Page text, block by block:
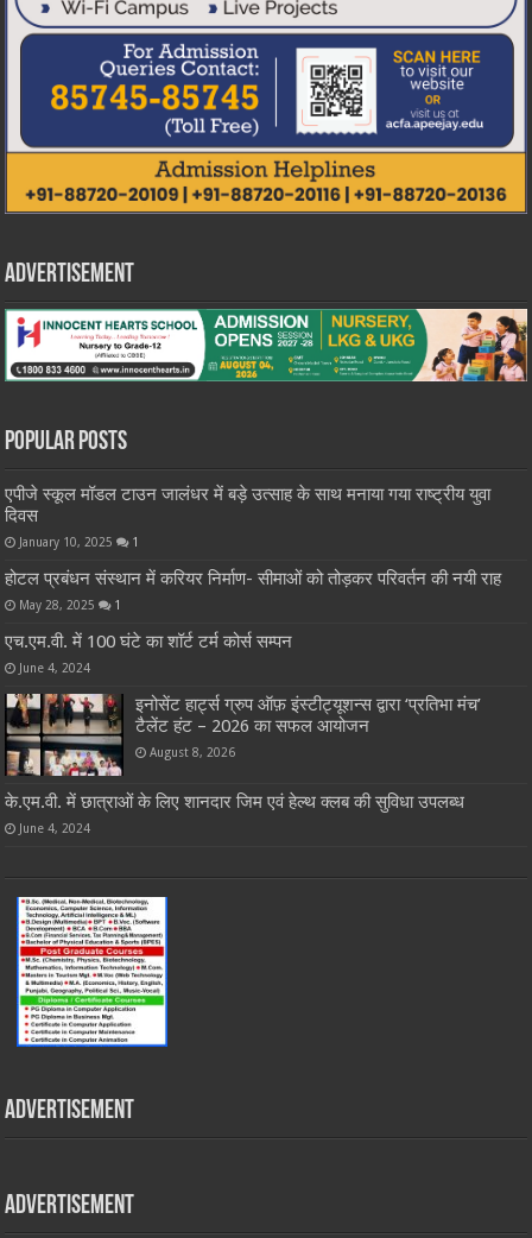
Advertisement
Popular Posts
एपीजे स्कूल मॉडल टाउन जालंधर में बड़े उत्साह के साथ मनाया गया राष्ट्रीय युवा
दिवस
January 10, 2025 1
होटल प्रबंधन संस्थान में करियर निर्माण- सीमाओं को तोड़कर परिवर्तन की नयी राह
May 28, 2025 1
एच.एम.वी. में 100 घंटे का शॉर्ट टर्म कोर्स सम्पन
June 4, 2024
इनोसेंट हार्ट्स ग्रुप ऑफ़ इंस्टीट्यूशन्स द्वारा ‘प्रतिभा मंच’
टैलेंट हंट – 2026 का सफल आयोजन
August 8, 2026
के.एम.वी. में छात्राओं के लिए शानदार जिम एवं हेल्थ क्लब की सुविधा उपलब्ध
June 4, 2024
Advertisement
Advertisement